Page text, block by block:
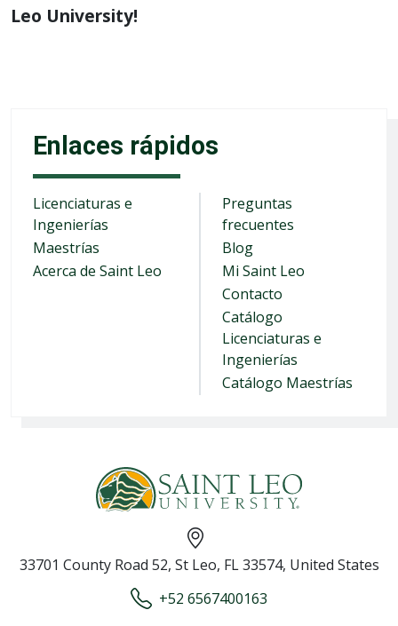
Leo University!
Enlaces rápidos
Licenciaturas e
Ingenierías
Maestrías
Acerca de Saint Leo
Preguntas
frecuentes
Blog
Mi Saint Leo
Contacto
Catálogo
Licenciaturas e
Ingenierías
Catálogo Maestrías
33701 County Road 52, St Leo, FL 33574, United States
+52 6567400163